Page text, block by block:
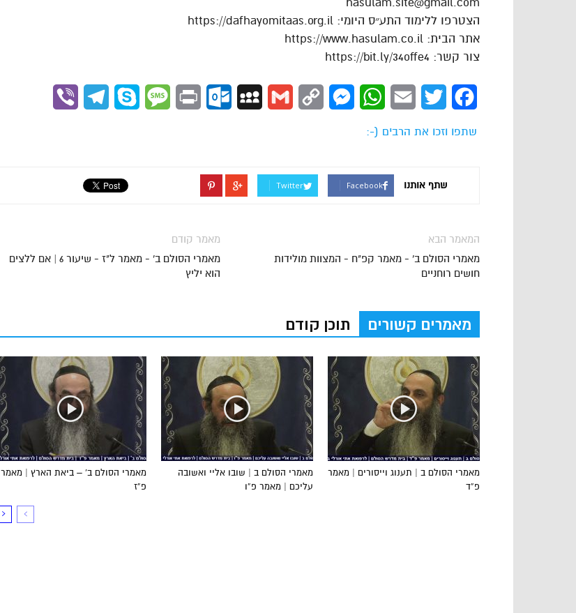
הצטרפו ללימוד התע״ס היומי: https://dafhayomitaas.org.il
אתר הבית: https://www.hasulam.co.il
צור קשר: https://bit.ly/34offe4
Facebook
Twitter
Email
WhatsApp
Messenger
Copy
Gmail
MySpace
Outlook.com
Print
Message
Skype
Telegram
שתפו וזכו את הרבים (-:
שתף אותנו Facebook
Twitter
מאמר קודם
מאמרי הסולם ב' - מאמר ל"ז - שיעור 6 | אם ללצים
הוא יליץ
המאמר הבא
מאמרי הסולם ב' - מאמר קפ"ח - המצוות מולידות
חושים רוחניים
מאמרים קשורים תוכן קודם
מאמרי הסולם ב’ – ביאת הארץ | מאמר
פ”ז
מאמרי הסולם ב | שובו אליי ואשובה
עליכם | מאמר פ”ו
מאמרי הסולם ב | תענוג וייסורים | מאמר
פ”ד